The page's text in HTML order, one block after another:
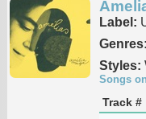
Label:
Genres:
Styles:
Songs
Track #